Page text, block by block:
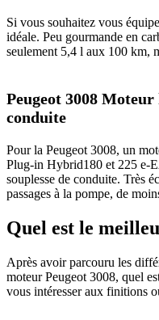
Si vous souhaitez vous
idéale. Peu gourmande en
seulement 5,4 l aux 100 km,
Peugeot 3008
conduite
Pour la Peugeot 3008, un
Plug-in Hybrid180 et 225 e-
souplesse de conduite. Très
passages à la pompe, de
Quel est le
Après avoir parcouru les
moteur Peugeot 3008, quel
vous intéresser aux finitions